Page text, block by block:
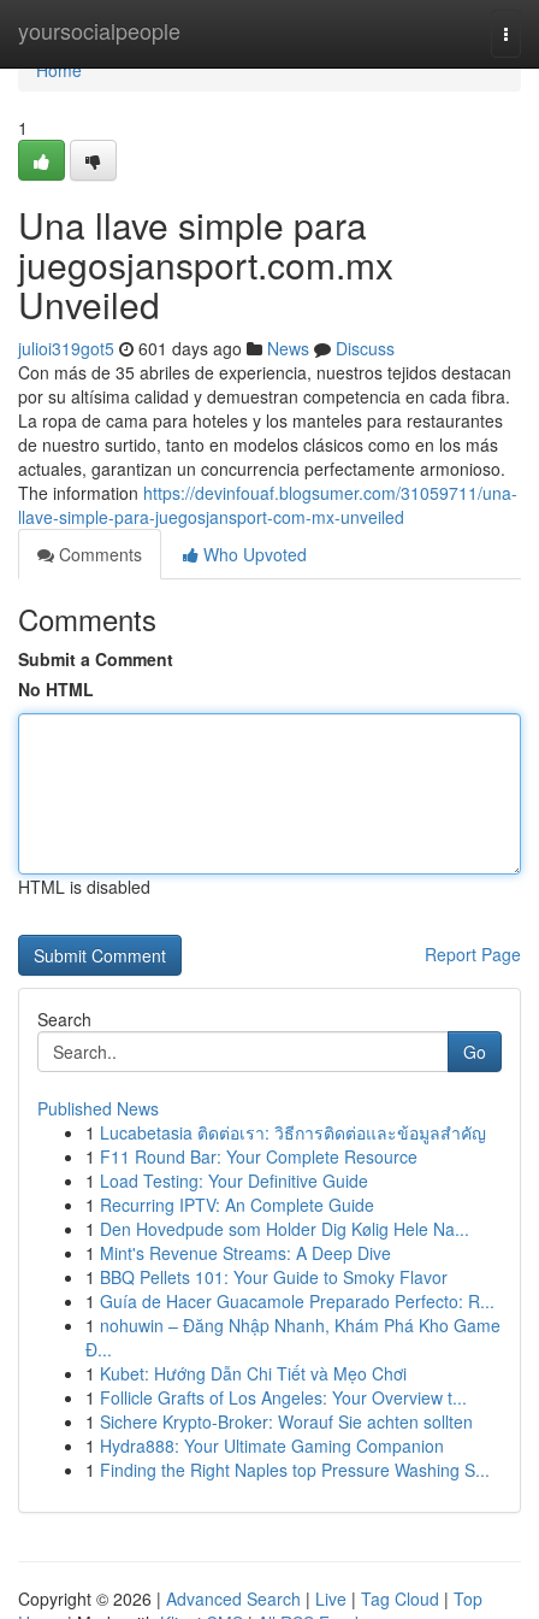
yoursocialpeople
Home
Home
1
Una llave simple para
juegosjansport.com.mx
Unveiled
julioi319got5 601 days ago News
Discuss
Con más de 35 abriles de experiencia, nuestros tejidos destacan
por su altísima calidad y demuestran competencia en cada fibra.
La ropa de cama para hoteles y los manteles para restaurantes
de nuestro surtido, tanto en modelos clásicos como en los más
actuales, garantizan un concurrencia perfectamente armonioso.
The information https://devinfouaf.blogsumer.com/31059711/una-
llave-simple-para-juegosjansport-com-mx-unveiled
Comments
Who Upvoted
Comments
Submit a Comment
No HTML
HTML is disabled
Report Page
Search
Go
Published News
1 Lucabetasia ติดต่อเรา: วิธีการติดต่อและข้อมูลสำคัญ
1 F11 Round Bar: Your Complete Resource
1 Load Testing: Your Definitive Guide
1 Recurring IPTV: An Complete Guide
1 Den Hovedpude som Holder Dig Kølig Hele Na...
1 Mint's Revenue Streams: A Deep Dive
1 BBQ Pellets 101: Your Guide to Smoky Flavor
1 Guía de Hacer Guacamole Preparado Perfecto: R...
1 nohuwin – Đăng Nhập Nhanh, Khám Phá Kho Game
Đ...
1 Kubet: Hướng Dẫn Chi Tiết và Mẹo Chơi
1 Follicle Grafts of Los Angeles: Your Overview t...
1 Sichere Krypto-Broker: Worauf Sie achten sollten
1 Hydra888: Your Ultimate Gaming Companion
1 Finding the Right Naples top Pressure Washing S...
Copyright © 2026 | Advanced Search | Live | Tag Cloud | Top